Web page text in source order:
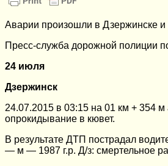
Аварии произошли в Дзержинске и
Пресс-служба дорожной полиции
24 июля
Дзержинск
24.07.2015 в 03:15 на 01 км + 354
опрокидывание в кювет.
В результате ДТП пострадал
— м — 1987 г.р. Д/з: смертельное